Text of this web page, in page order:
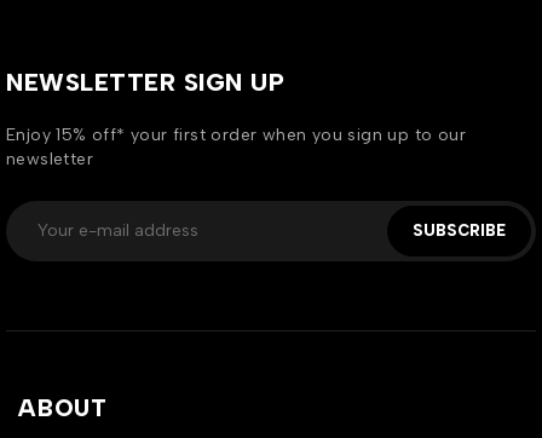
NEWSLETTER SIGN UP
Enjoy 15% off* your first order when you sign up to our
newsletter
SUBSCRIBE
ABOUT